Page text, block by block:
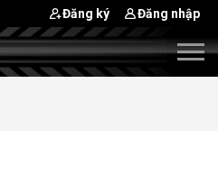
Đăng ký Đăng nhập